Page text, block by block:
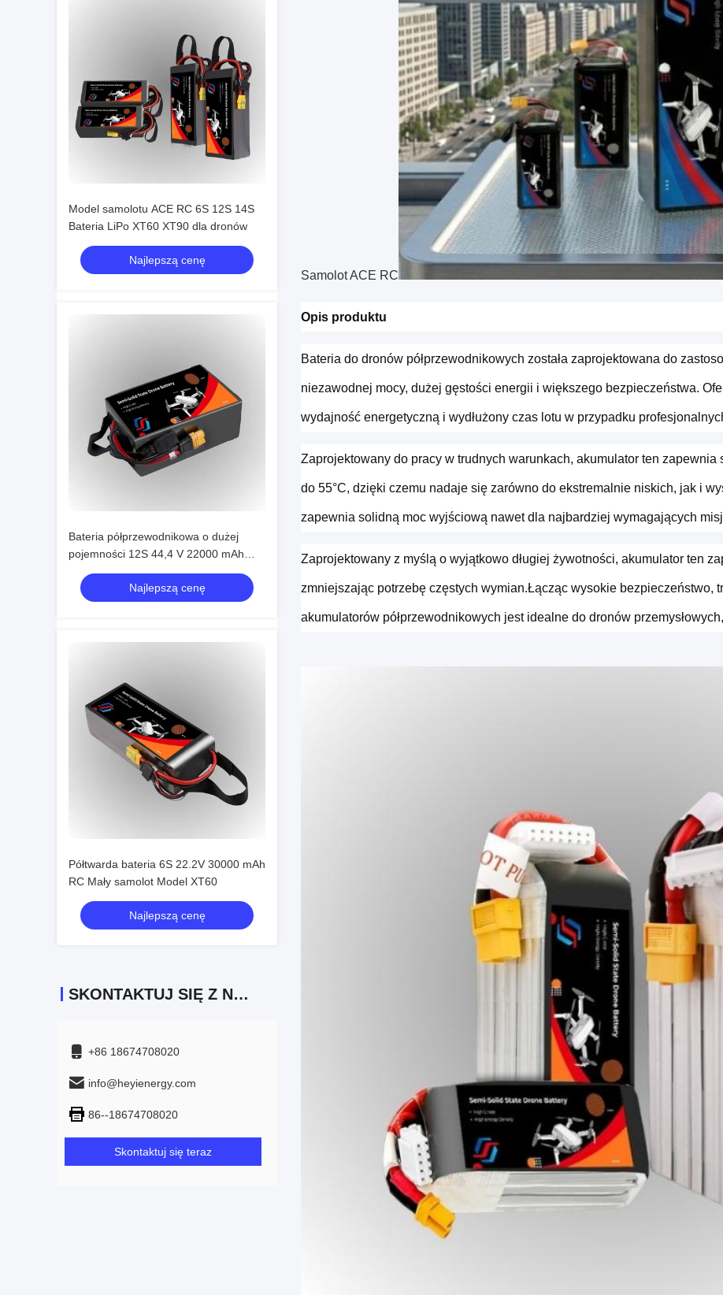
Model samolotu ACE RC 6S 12S 14S
Bateria LiPo XT60 XT90 dla dronów
Najlepszą cenę
Bateria półprzewodnikowa o dużej
pojemności 12S 44,4 V 22000 mAh
Akumulator do drona
Najlepszą cenę
Półtwarda bateria 6S 22.2V 30000 mAh
RC Mały samolot Model XT60
Najlepszą cenę
SKONTAKTUJ SIĘ Z NAMI
+86 18674708020
info@heyienergy.com
86--18674708020
Skontaktuj się teraz
Samolot ACE RC
Opis produktu
Bateria do dronów półprzewodnikowych została zaprojektowana do
niezawodnej mocy, dużej gęstości energii i większego bezpieczeństwa.
wydajność energetyczną i wydłużony czas lotu w przypadku
Zaprojektowany do pracy w trudnych warunkach, akumulator ten
do 55°C, dzięki czemu nadaje się zarówno do ekstremalnie niskich, jak i
zapewnia solidną moc wyjściową nawet dla najbardziej wymagających
Zaprojektowany z myślą o wyjątkowo długiej żywotności, akumulator ten
zmniejszając potrzebę częstych wymian.Łącząc wysokie bezpieczeństwo,
akumulatorów półprzewodnikowych jest idealne do dronów